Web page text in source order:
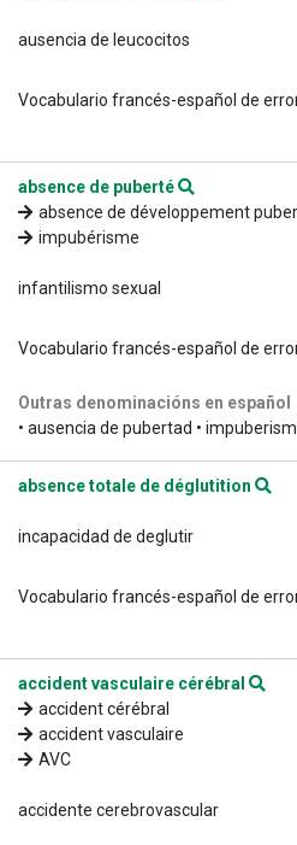
ausencia de leucocitos
Vocabulario francés-español de
absence de puberté
absence de développement
impubérisme
infantilismo sexual
Vocabulario francés-español de
Outras denominacións en español
• ausencia de pubertad •
absence totale de déglutition
incapacidad de deglutir
Vocabulario francés-español de
accident vasculaire cérébral
accident cérébral
accident vasculaire
AVC
accidente cerebrovascular